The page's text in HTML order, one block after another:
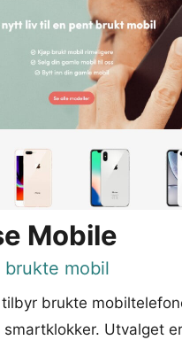
Mobile
brukte mobil
brukte
Utvalget